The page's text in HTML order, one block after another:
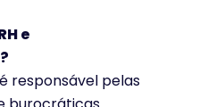
e
responsável pelas